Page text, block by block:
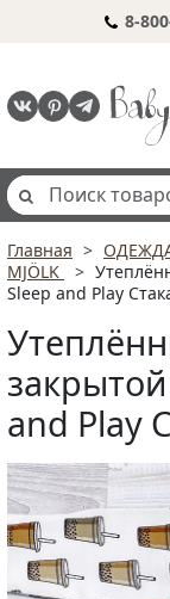
8-
Главная
MJÖLK
Sleep and Play
and Play